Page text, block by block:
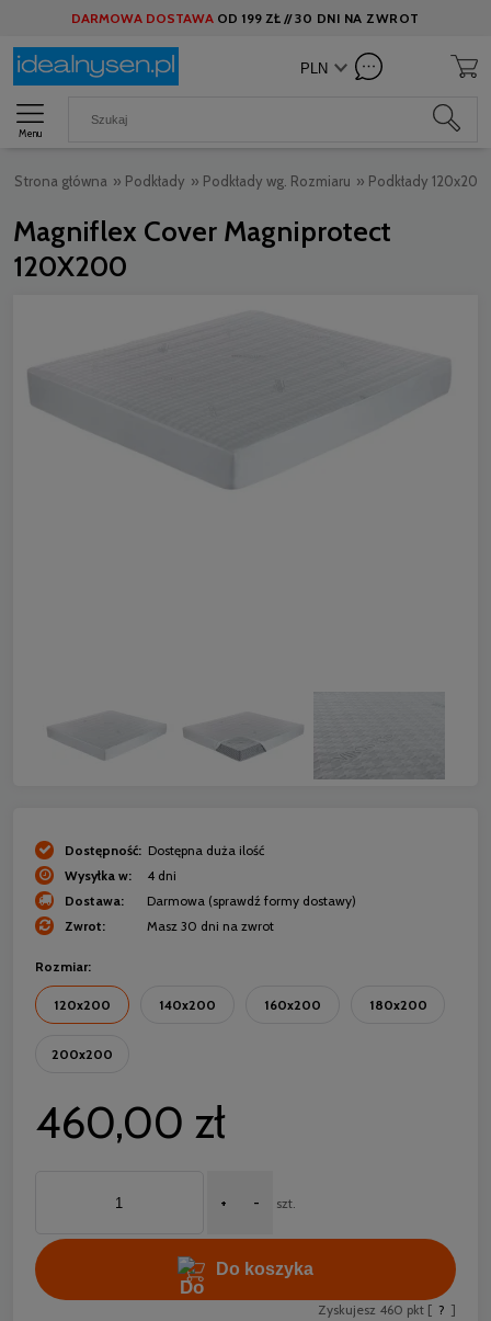
DARMOWA DOSTAWA OD 199 ZŁ //30 DNI NA ZWROT
Menu
Strona główna » Podkłady » Podkłady wg. Rozmiaru » Podkłady 120x200
Magniflex Cover Magniprotect
120X200
Dostępność: Dostępna duża ilość
Wysyłka w:
4 dni
Dostawa:
Darmowa (sprawdź formy dostawy)
Zwrot:
Masz 30 dni na zwrot
Rozmiar:
120x200 140x200 160x200 180x200
200x200
460,00 zł
+ - szt.
Do koszyka
Zyskujesz 460 pkt [ ? ]